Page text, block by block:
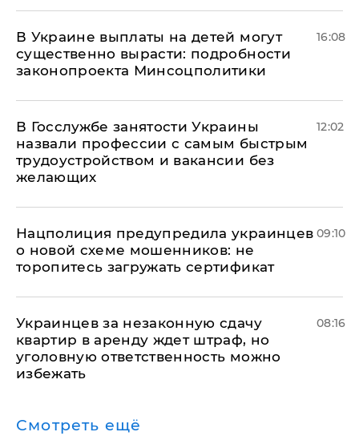
В Украине выплаты на детей могут
существенно вырасти: подробности
законопроекта Минсоцполитики
16:08
В Госслужбе занятости Украины
назвали профессии с самым быстрым
трудоустройством и вакансии без
желающих
12:02
Нацполиция предупредила украинцев
о новой схеме мошенников: не
торопитесь загружать сертификат
09:10
Украинцев за незаконную сдачу
квартир в аренду ждет штраф, но
уголовную ответственность можно
избежать
08:16
Смотреть ещё